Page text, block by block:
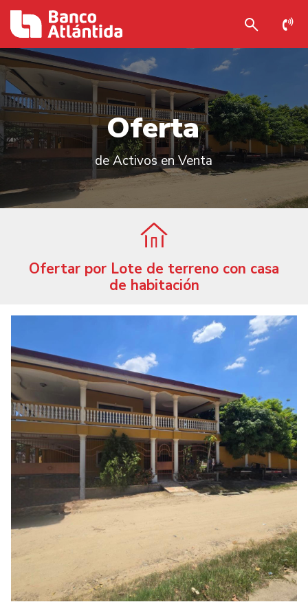
Oferta
de Activos en Venta
Ofertar por Lote de terreno con casa
de habitación